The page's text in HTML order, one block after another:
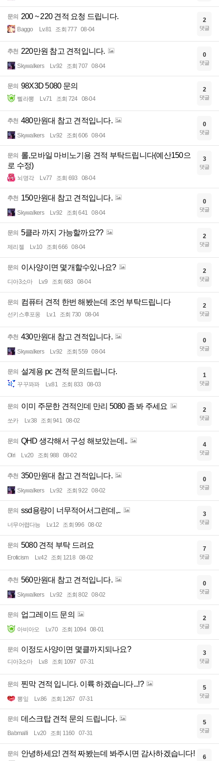
문의 200 ~ 220 견적 요청 드립니다.
Baggo Lv.81 조회 777 08-04
2
댓글
추천 220만원 참고 견적입니다.
Skywalkers Lv.92 조회 707 08-04
0
댓글
문의 98X3D 5080 문의
삘라뽕 Lv.71 조회 724 08-04
2
댓글
추천 480만원대 참고 견적입니다.
Skywalkers Lv.92 조회 606 08-04
0
댓글
문의 롤,모바일 마비노기용 견적 부탁드립니다(예산150으
로 수정)
뇌명각 Lv.77 조회 693 08-04
3
댓글
추천 150만원대 참고 견적입니다.
Skywalkers Lv.92 조회 641 08-04
0
댓글
문의 5클라 까지 가능할까요??
제리젤 Lv.10 조회 666 08-04
2
댓글
문의 이사양이면 몇개할수있나요?
디아3소마 Lv.9 조회 683 08-04
2
댓글
문의 컴퓨터 견적 한번 해봤는데 조언 부탁드립니다
선키스후포옹 Lv.1 조회 730 08-04
2
댓글
추천 430만원대 참고 견적입니다.
Skywalkers Lv.92 조회 559 08-04
0
댓글
문의 설계용 pc 견적 문의드립니다.
꾸꾸꽈꽈 Lv.81 조회 833 08-03
1
댓글
문의 이미 주문한 견적인데 만리 5080 좀 봐 주세요
쏘카 Lv.38 조회 941 08-02
2
댓글
문의 QHD 생각해서 구성 해보았는데..
Olri Lv.20 조회 988 08-02
4
댓글
추천 350만원대 참고 견적입니다.
Skywalkers Lv.92 조회 922 08-02
0
댓글
문의 ssd용량이 너무적어서그런데,..
너무어렵다능 Lv.12 조회 996 08-02
3
댓글
문의 5080 견적 부탁 드려요
Eroticism Lv.42 조회 1218 08-02
7
댓글
추천 560만원대 참고 견적입니다.
Skywalkers Lv.92 조회 802 08-02
0
댓글
문의 업그레이드 문의
아비아오 Lv.70 조회 1094 08-01
2
댓글
문의 이정도사양이면 몇클까지되나요?
디아3소마 Lv.8 조회 1097 07-31
3
댓글
문의 찐막 견적 입니다. 이륙 하겠습니다...!?
뽕잎 Lv.86 조회 1267 07-31
5
댓글
문의 데스크탑 견적 문의 드립니다.
Babmalli Lv.20 조회 1160 07-31
5
댓글
문의 안녕하세요! 견적 짜봤는데 봐주시면 감사하겠습니다! 6